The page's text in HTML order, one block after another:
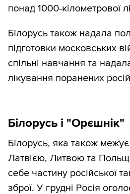
понад 1000-кілометрової
Білорусь також надала
підготовки московських
спільні навчання та
лікування поранених
Білорусь і "Орєшнік"
Білорусь, яка також
Латвією, Литвою та
себе частину російської
зброї. У грудні Росія